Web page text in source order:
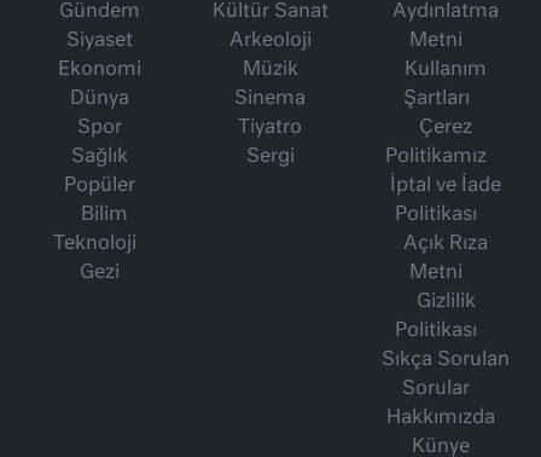
Gündem
Siyaset
Ekonomi
Dünya
Spor
Sağlık
Popüler
Bilim
Teknoloji
Gezi
Kültür Sanat
Arkeoloji
Müzik
Sinema
Tiyatro
Sergi
Aydınlatma
Metni
Kullanım
Şartları
Çerez
Politikamız
İptal ve İade
Politikası
Açık Rıza
Metni
Gizlilik
Politikası
Sıkça Sorulan
Sorular
Hakkımızda
Künye